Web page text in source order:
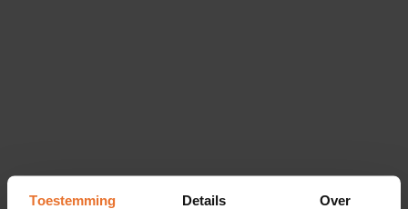
Toestemming Details Over